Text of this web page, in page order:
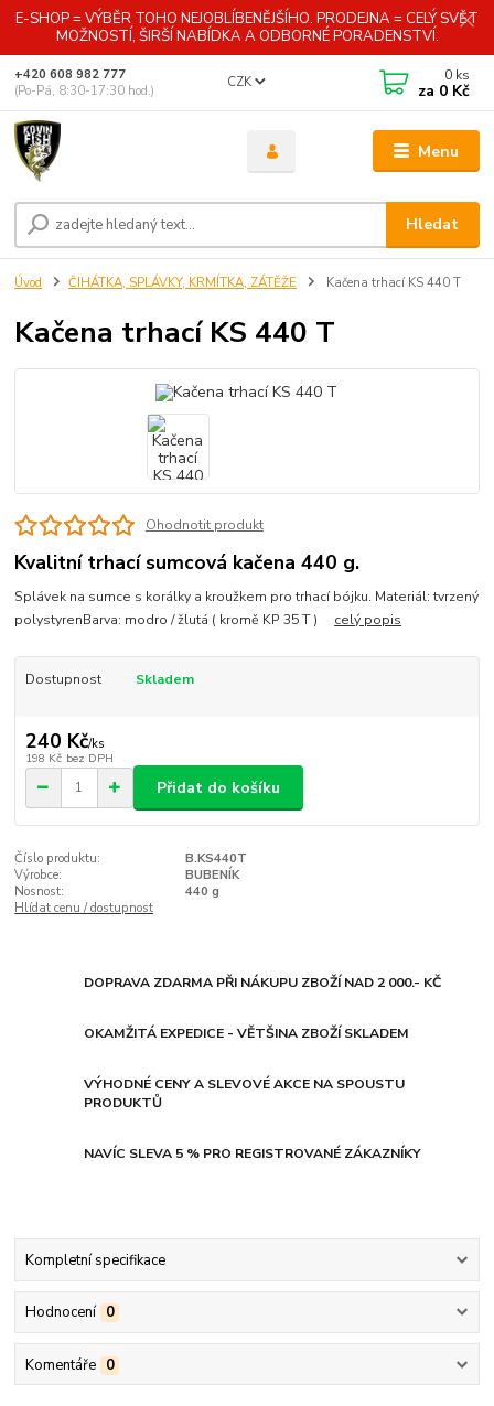
E-SHOP = VÝBĚR TOHO NEJOBLÍBENĚJŠÍHO. PRODEJNA = CELÝ SVĚT
MOŽNOSTÍ, ŠIRŠÍ NABÍDKA A ODBORNÉ PORADENSTVÍ.
Menu
CZK
Hledat
+420 608 982 777
(Po-Pá, 8:30-17:30 hod.)
0 ks
za 0 Kč
Úvod ČIHÁTKA, SPLÁVKY, KRMÍTKA, ZÁTĚŽE Kačena trhací KS 440 T
Kačena trhací KS 440 T
Ohodnotit produkt
Kvalitní trhací sumcová kačena 440 g.
Splávek na sumce s korálky a kroužkem pro trhací bójku. Materiál: tvrzený
polystyrenBarva: modro / žlutá ( kromě KP 35 T ) celý popis
Dostupnost Skladem
240 Kč/ks
198 Kč bez DPH
Přidat do košíku
Číslo produktu:
B.KS440T
Výrobce:
BUBENÍK
Nosnost:
440 g
Hlídat cenu / dostupnost
DOPRAVA ZDARMA PŘI NÁKUPU ZBOŽÍ NAD 2 000.- KČ
OKAMŽITÁ EXPEDICE - VĚTŠINA ZBOŽÍ SKLADEM
VÝHODNÉ CENY A SLEVOVÉ AKCE NA SPOUSTU
PRODUKTŮ
NAVÍC SLEVA 5 % PRO REGISTROVANÉ ZÁKAZNÍKY
Kompletní specifikace
Hodnocení 0
Komentáře 0